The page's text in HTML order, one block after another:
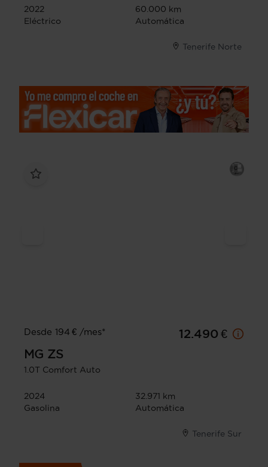
2022
60.000 km
Eléctrico
Automática
Tenerife Norte
Desde 194 € /mes*
12.490 €
MG ZS
1.0T Comfort Auto
2024
32.971 km
Gasolina
Automática
Tenerife Sur